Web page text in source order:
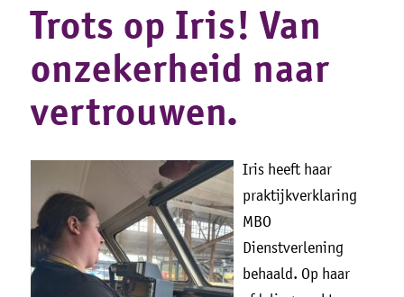
Trots op Iris! Van
onzekerheid naar
vertrouwen.
Iris heeft haar
praktijkverklaring
MBO
Dienstverlening
behaald. Op haar